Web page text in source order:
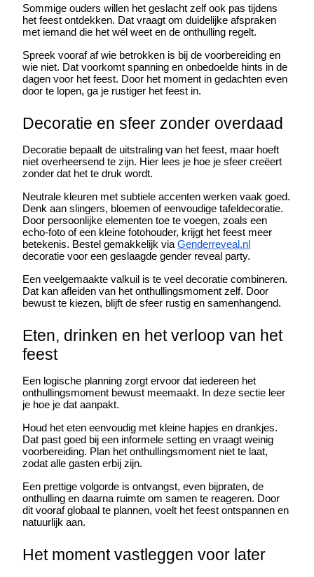
Sommige ouders willen het geslacht zelf ook pas tijdens
het feest ontdekken. Dat vraagt om duidelijke afspraken
met iemand die het wél weet en de onthulling regelt.
Spreek vooraf af wie betrokken is bij de voorbereiding en
wie niet. Dat voorkomt spanning en onbedoelde hints in de
dagen voor het feest. Door het moment in gedachten even
door te lopen, ga je rustiger het feest in.
Decoratie en sfeer zonder overdaad
Decoratie bepaalt de uitstraling van het feest, maar hoeft
niet overheersend te zijn. Hier lees je hoe je sfeer creëert
zonder dat het te druk wordt.
Neutrale kleuren met subtiele accenten werken vaak goed.
Denk aan slingers, bloemen of eenvoudige tafeldecoratie.
Door persoonlijke elementen toe te voegen, zoals een
echo-foto of een kleine fotohouder, krijgt het feest meer
betekenis. Bestel gemakkelijk via Genderreveal.nl
decoratie voor een geslaagde gender reveal party.
Een veelgemaakte valkuil is te veel decoratie combineren.
Dat kan afleiden van het onthullingsmoment zelf. Door
bewust te kiezen, blijft de sfeer rustig en samenhangend.
Eten, drinken en het verloop van het
feest
Een logische planning zorgt ervoor dat iedereen het
onthullingsmoment bewust meemaakt. In deze sectie leer
je hoe je dat aanpakt.
Houd het eten eenvoudig met kleine hapjes en drankjes.
Dat past goed bij een informele setting en vraagt weinig
voorbereiding. Plan het onthullingsmoment niet te laat,
zodat alle gasten erbij zijn.
Een prettige volgorde is ontvangst, even bijpraten, de
onthulling en daarna ruimte om samen te reageren. Door
dit vooraf globaal te plannen, voelt het feest ontspannen en
natuurlijk aan.
Het moment vastleggen voor later